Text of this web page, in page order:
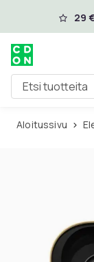
Ohita ja29
Etsi tuotteita
Aloitussivu